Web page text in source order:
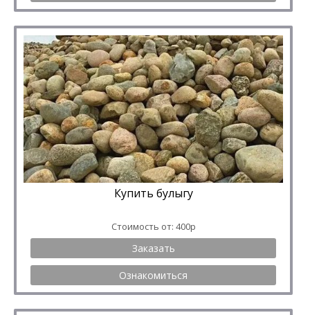
Купить булыгу
Стоимость от: 400р
Заказать
Ознакомиться